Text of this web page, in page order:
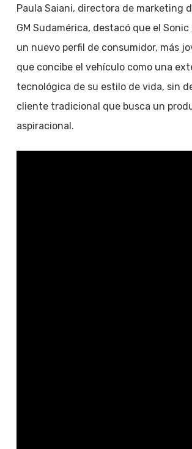
Paula Saiani, directora de marketing
GM Sudamérica, destacó que el
un nuevo perfil de consumidor, más
que concibe el vehículo como una
tecnológica de su estilo de vida, sin
cliente tradicional que busca un
aspiracional.